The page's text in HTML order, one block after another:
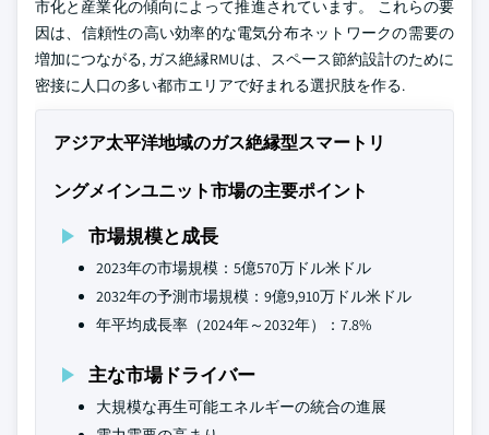
市化と産業化の傾向によって推進されています。 これらの要
因は、信頼性の高い効率的な電気分布ネットワークの需要の
増加につながる, ガス絶縁RMUは、スペース節約設計のために
密接に人口の多い都市エリアで好まれる選択肢を作る.
アジア太平洋地域のガス絶縁型スマートリ
ングメインユニット市場の主要ポイント
市場規模と成長
2023年の市場規模：5億570万ドル米ドル
2032年の予測市場規模：9億9,910万ドル米ドル
年平均成長率（2024年～2032年）：7.8%
主な市場ドライバー
大規模な再生可能エネルギーの統合の進展